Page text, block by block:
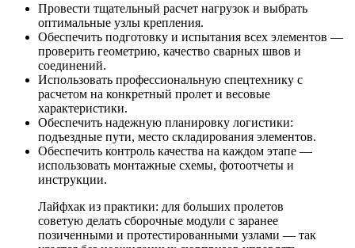
Провести тщательный расчет нагрузок и выбрать
оптимальные узлы крепления.
Обеспечить подготовку и испытания всех элементов —
проверить геометрию, качество сварных швов и
соединений.
Использовать профессиональную спецтехнику с
расчетом на конкретный пролет и весовые
характеристики.
Обеспечить надежную планировку логистики:
подъездные пути, место складирования элементов.
Обеспечить контроль качества на каждом этапе —
использовать монтажные схемы, фотоотчеты и
инструкции.
Лайфхак из практики: для больших пролетов
советую делать сборочные модули с заранее
позиченными и протестированными узлами — так